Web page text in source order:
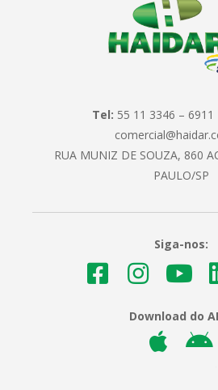
Tel: 55 11 3346 –
RUA MUNIZ DE SOUZA, 860
PAULO/SP
Siga-nos:
Download do